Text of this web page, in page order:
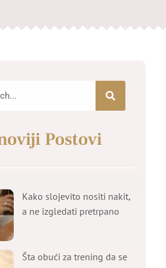
Postovi
Kako slojevito nositi nakit,
a ne izgledati pretrpano
Šta obući za trening da se